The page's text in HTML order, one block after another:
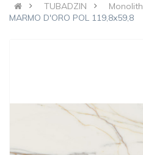
TUBADZIN Monolith
MARMO D'ORO POL 119,8x59,8